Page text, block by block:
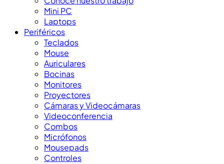
Mini PC
Laptops
Periféricos
Teclados
Mouse
Auriculares
Bocinas
Monitores
Proyectores
Cámaras y Videocámaras
Videoconferencia
Combos
Micrófonos
Mousepads
Controles